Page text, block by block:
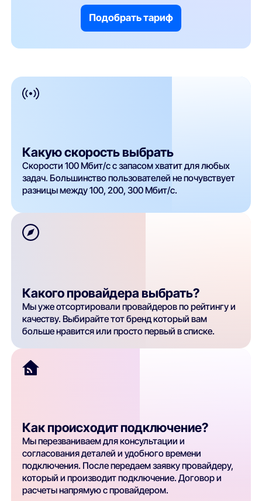
Подобрать тариф
Какую скорость выбрать
Скорости 100 Мбит/с с запасом хватит для любых
задач. Большинство пользователей не почувствует
разницы между 100, 200, 300 Мбит/с.
Какого провайдера выбрать?
Мы уже отсортировали провайдеров по рейтингу и
качеству. Выбирайте тот бренд который вам
больше нравится или просто первый в списке.
Как происходит подключение?
Мы перезваниваем для консультации и
согласования деталей и удобного времени
подключения. После передаем заявку провайдеру,
который и производит подключение. Договор и
расчеты напрямую с провайдером.